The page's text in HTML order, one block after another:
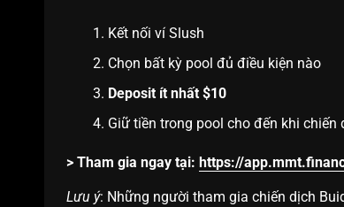
Kết nối ví Slush
Chọn bất kỳ pool đủ điều kiện nào
Deposit ít nhất $10
Giữ tiền trong pool cho đến khi chiến
> Tham gia ngay tại: https://
Lưu ý: Những người tham gia chiến dịch